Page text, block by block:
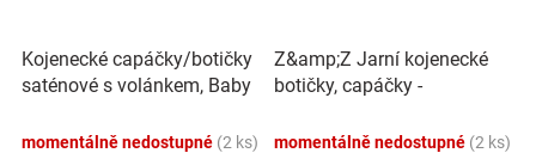
Kojenecké capáčky/botičky
saténové s volánkem, Baby
momentálně nedostupné (2 ks)
Z&amp;Z Jarní kojenecké
botičky, capáčky -
momentálně nedostupné (2 ks)